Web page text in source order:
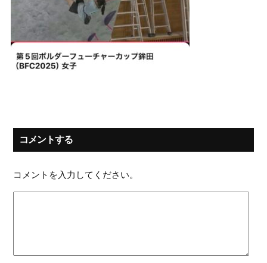
コメントする
コメントを入力してください。